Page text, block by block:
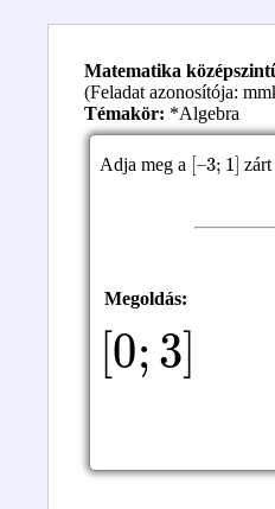
Matematika
(Feladat azonosítója:
Témakör: *Algebra
Adja meg a [ –
3 1
Megoldás:
[0 3]